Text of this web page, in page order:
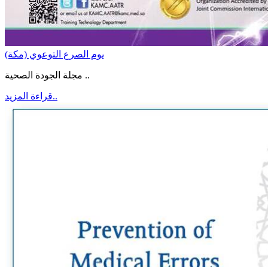
يوم الصرع التوعوي (مكة)
مجلة الجودة الصحية ..
قراءة المزيد..